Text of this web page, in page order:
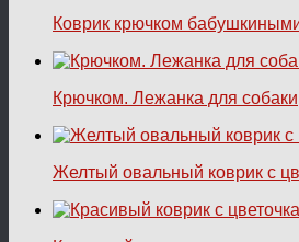
Коврик крючком
Крючком. Лежанка для собаки
Желтый овальный коврик с